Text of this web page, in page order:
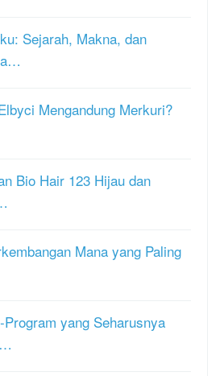
Sejarah, Makna, dan
Mengandung Merkuri?
Bio Hair 123 Hijau dan
Mana yang Paling
Program yang Seharusnya